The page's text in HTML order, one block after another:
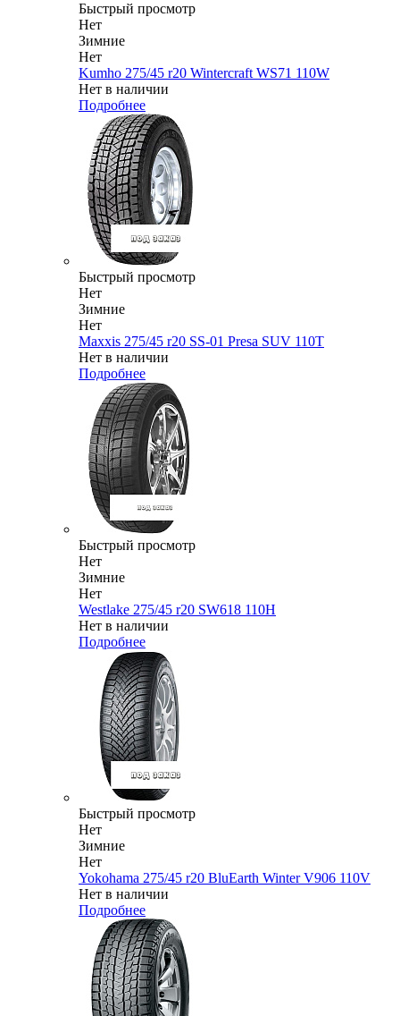
Быстрый просмотр
Нет
Зимние
Нет
Kumho 275/45 r20 Wintercraft WS71 110W
Нет в наличии
Подробнее
Быстрый просмотр
Нет
Зимние
Нет
Maxxis 275/45 r20 SS-01 Presa SUV 110T
Нет в наличии
Подробнее
Быстрый просмотр
Нет
Зимние
Нет
Westlake 275/45 r20 SW618 110H
Нет в наличии
Подробнее
Быстрый просмотр
Нет
Зимние
Нет
Yokohama 275/45 r20 BluEarth Winter V906 110V
Нет в наличии
Подробнее